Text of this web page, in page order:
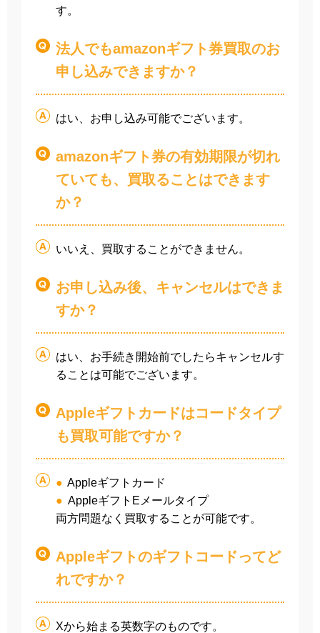
す。
法人でもamazonギフト券買取のお
申し込みできますか？
はい、お申し込み可能でございます。
amazonギフト券の有効期限が切れ
ていても、買取ることはできます
か？
いいえ、買取することができません。
お申し込み後、キャンセルはできま
すか？
はい、お手続き開始前でしたらキャンセルす
ることは可能でございます。
Appleギフトカードはコードタイプ
も買取可能ですか？
● Appleギフトカード
● AppleギフトEメールタイプ
両方問題なく買取することが可能です。
Appleギフトのギフトコードってど
れですか？
Xから始まる英数字のものです。